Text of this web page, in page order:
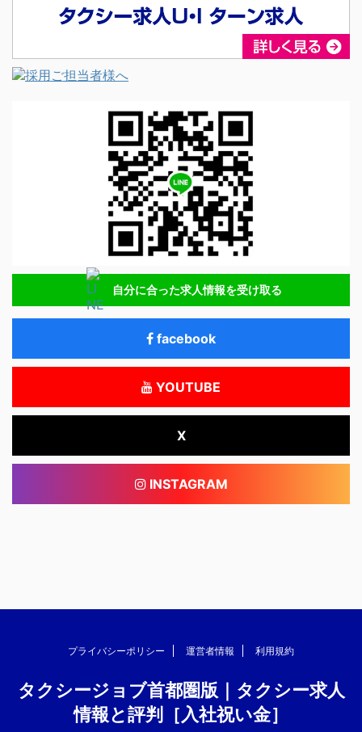
自分に合った求人情報を受け取る
facebook
YOUTUBE
X
INSTAGRAM
プライバシーポリシー 運営者情報 利用規約
タクシージョブ首都圏版｜タクシー求人
情報と評判［入社祝い金］